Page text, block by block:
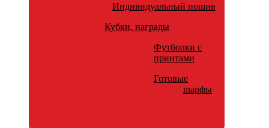
Индивидуальный пошив
Кубки, награды
Футболки с
принтами
Готовые
шарфы